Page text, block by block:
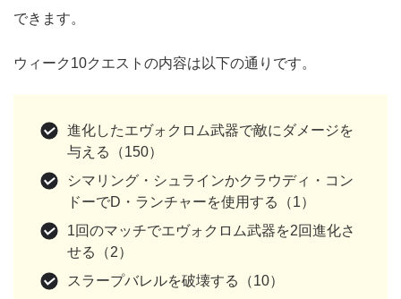
できます。
ウィーク10クエストの内容は以下の通りです。
進化したエヴォクロム武器で敵にダメージを
与える（150）
シマリング・シュラインかクラウディ・コン
ドーでD・ランチャーを使用する（1）
1回のマッチでエヴォクロム武器を2回進化さ
せる（2）
スラープバレルを破壊する（10）